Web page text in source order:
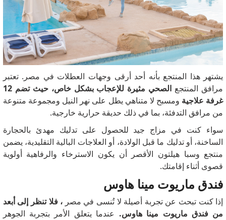
يشتهر هذا المنتجع بأنه أحد أرقى وجهات العطلات في مصر.تعتبر
مرافق المنتجع
الصحي مثيرة للإعجاب بشكل خاص، حيث تضم 12
غرفة علاجية ومسبح لا متناهي يطل على نهر النيل ومجموعة متنوعة
من مرافق التدفئة، بما في ذلك حديقة حرارية خارجية.
سواء كنت في مزاج جيد للحصول على تدليك مهدئ بالحجارة
الساخنة، أو تدليك ما قبل الولادة، أو العلاجات البالية التقليدية، يضمن
منتجع وسبا هيلتون الأقصر أن يكون الاسترخاء والرفاهية أولوية
قصوى أثناء إقامتك.
فندق ماريوت مينا هاوس
إذا كنت تبحث عن تجربة أصيلة لا تُنسى في مصر ، فلا تنظر إلى أبعد
من فندق ماريوت مينا هاوس. عندما يتعلق الأمر بتجربة الجوهر